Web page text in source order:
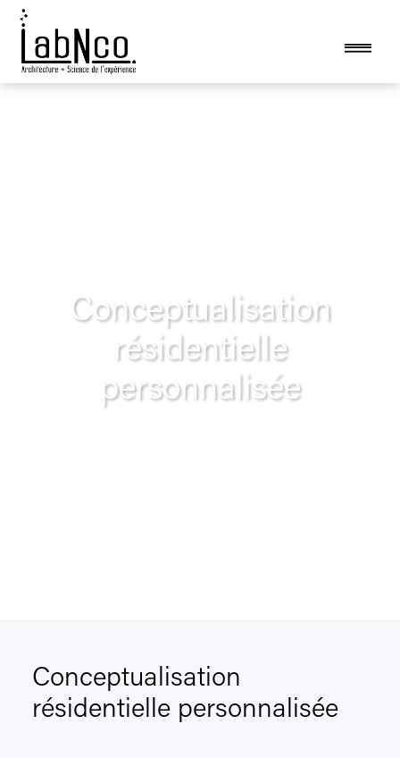
Conceptualisation
résidentielle
personnalisée
Conceptualisation
résidentielle personnalisée